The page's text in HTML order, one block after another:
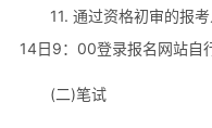
11. 通过资格初审的报
14日9：00登录报名网站自
(二)笔试